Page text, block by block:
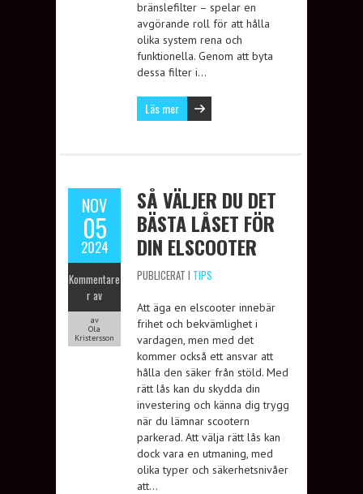
bränslefilter – spelar en
avgörande roll för att hålla
olika system rena och
funktionella. Genom att byta
dessa filter i…
Läs mer
NOV
05
2024
Kommentare
r av
av
Ola
Kristersson
SÅ VÄLJER DU DET
BÄSTA LÅSET FÖR
DIN ELSCOOTER
PUBLICERAT I TIPS
Att äga en elscooter innebär
frihet och bekvämlighet i
vardagen, men med det
kommer också ett ansvar att
hålla den säker från stöld. Med
rätt lås kan du skydda din
investering och känna dig trygg
när du lämnar scootern
parkerad. Att välja rätt lås kan
dock vara en utmaning, med
olika typer och säkerhetsnivåer
att…